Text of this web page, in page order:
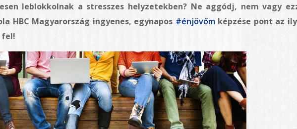
leblokkolnak a stresszes helyzetekben? Ne aggódj, nem vagy
HBC Magyarország ingyenes, egynapos #énjövőmképzése pont az
fel!